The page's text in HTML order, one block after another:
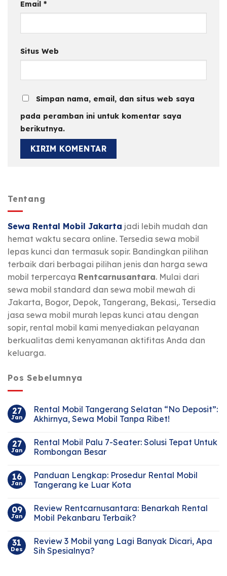
Email *
Situs Web
Simpan nama, email, dan situs web saya
pada peramban ini untuk komentar saya
berikutnya.
Tentang
Sewa Rental Mobil Jakarta jadi lebih mudah dan
hemat waktu secara online. Tersedia sewa mobil
lepas kunci dan termasuk sopir. Bandingkan pilihan
terbaik dari berbagai pilihan jenis dan harga sewa
mobil terpercaya Rentcarnusantara. Mulai dari
sewa mobil standard dan sewa mobil mewah di
Jakarta, Bogor, Depok, Tangerang, Bekasi,. Tersedia
jasa sewa mobil murah lepas kunci atau dengan
sopir, rental mobil kami menyediakan pelayanan
berkualitas demi kenyamanan aktifitas Anda dan
keluarga.
Pos Sebelumnya
27
Jan
Rental Mobil Tangerang Selatan “No Deposit”:
Akhirnya, Sewa Mobil Tanpa Ribet!
27
Jan
Rental Mobil Palu 7-Seater: Solusi Tepat Untuk
Rombongan Besar
16
Jan
Panduan Lengkap: Prosedur Rental Mobil
Tangerang ke Luar Kota
09
Jan
Review Rentcarnusantara: Benarkah Rental
Mobil Pekanbaru Terbaik?
31
Des
Review 3 Mobil yang Lagi Banyak Dicari, Apa
Sih Spesialnya?